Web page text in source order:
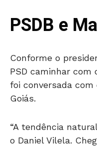
PSDB e
Conforme o
PSD caminhar com
foi conversada com
Goiás.
“A tendência
o Daniel Vilela.